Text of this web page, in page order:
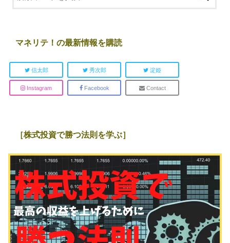
マネリテ！の最新情報を購読
信太郎 秀次郎 淀姫
Instagram Facebook Contact
［株式投資で勝つ法則を学ぶ］